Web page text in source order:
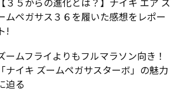
ムペガサス３６を履いた感想をレポー
ト!
ームフライよりもフルマラソン向き！
「ナイキ ズームペガサスターボ」の魅力
迫る